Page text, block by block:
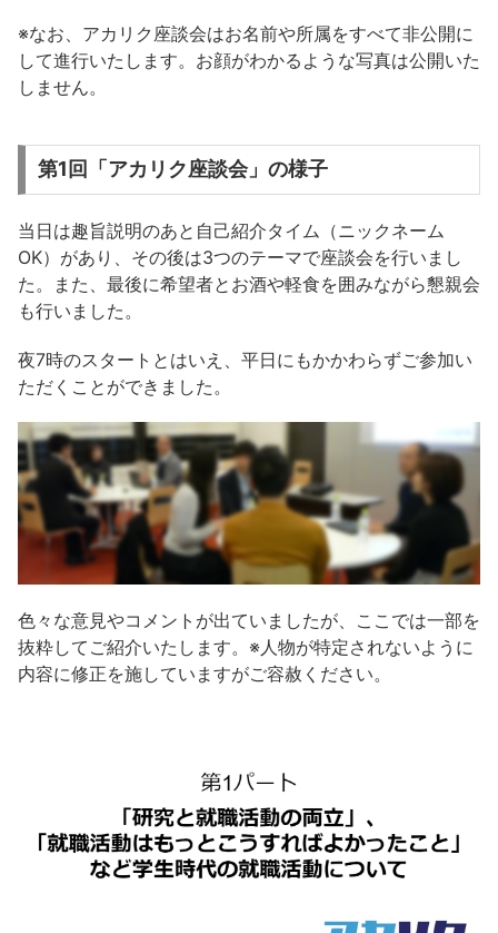
※なお、アカリク座談会はお名前や所属をすべて非公開に
して進行いたします。お顔がわかるような写真は公開いた
しません。
第1回「アカリク座談会」の様子
当日は趣旨説明のあと自己紹介タイム（ニックネーム
OK）があり、その後は3つのテーマで座談会を行いまし
た。また、最後に希望者とお酒や軽食を囲みながら懇親会
も行いました。
夜7時のスタートとはいえ、平日にもかかわらずご参加い
ただくことができました。
色々な意見やコメントが出ていましたが、ここでは一部を
抜粋してご紹介いたします。※人物が特定されないように
内容に修正を施していますがご容赦ください。